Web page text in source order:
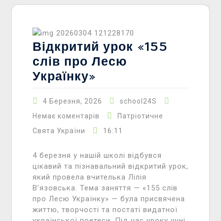
Відкритий урок «155
слів про Лесю
Українку»
4 Березня, 2026
school24S
Немає коментарів
Патріотичне
Свята України
16:11
4 березня у нашій школі відбувся
цікавий та пізнавальний відкритий урок,
який провела вчителька Лілія
В’язовська. Тема заняття — «155 слів
про Лесю Українку» — була присвячена
життю, творчості та постаті видатної